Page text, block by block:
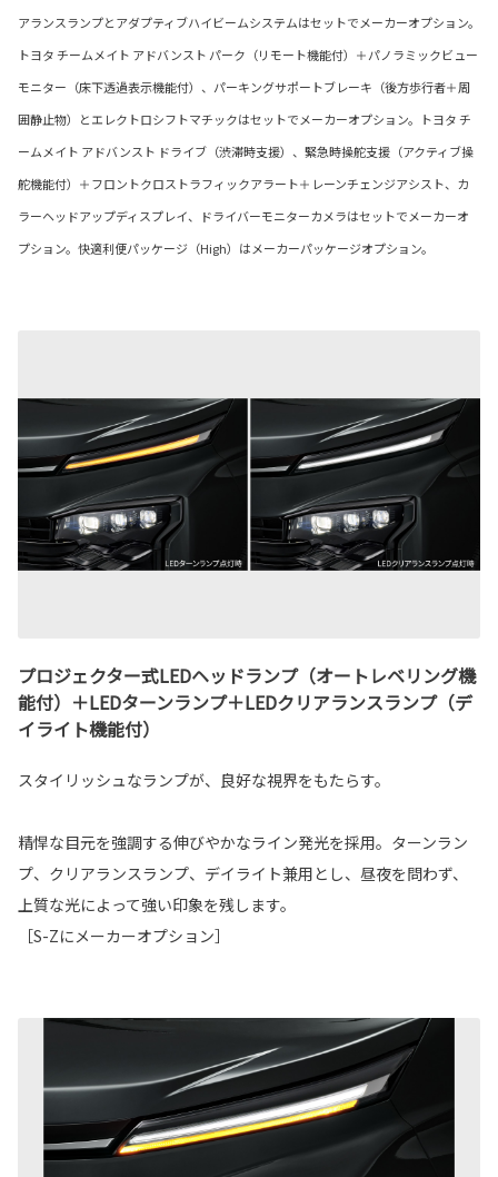
アランスランプとアダプティブハイビームシステムはセットでメーカーオプション。
トヨタ チームメイト アドバンスト パーク（リモート機能付）＋パノラミックビュー
モニター（床下透過表示機能付）、パーキングサポートブレーキ（後方歩行者＋周
囲静止物）とエレクトロシフトマチックはセットでメーカーオプション。トヨタ チ
ームメイト アドバンスト ドライブ（渋滞時支援）、緊急時操舵支援（アクティブ操
舵機能付）＋フロントクロストラフィックアラート＋レーンチェンジアシスト、カ
ラーヘッドアップディスプレイ、ドライバーモニターカメラはセットでメーカーオ
プション。快適利便パッケージ（High）はメーカーパッケージオプション。
プロジェクター式LEDヘッドランプ（オートレベリング機
能付）＋LEDターンランプ＋LEDクリアランスランプ（デ
イライト機能付）
スタイリッシュなランプが、良好な視界をもたらす。
精悍な目元を強調する伸びやかなライン発光を採用。ターンラン
プ、クリアランスランプ、デイライト兼用とし、昼夜を問わず、
上質な光によって強い印象を残します。
［S-Zにメーカーオプション］